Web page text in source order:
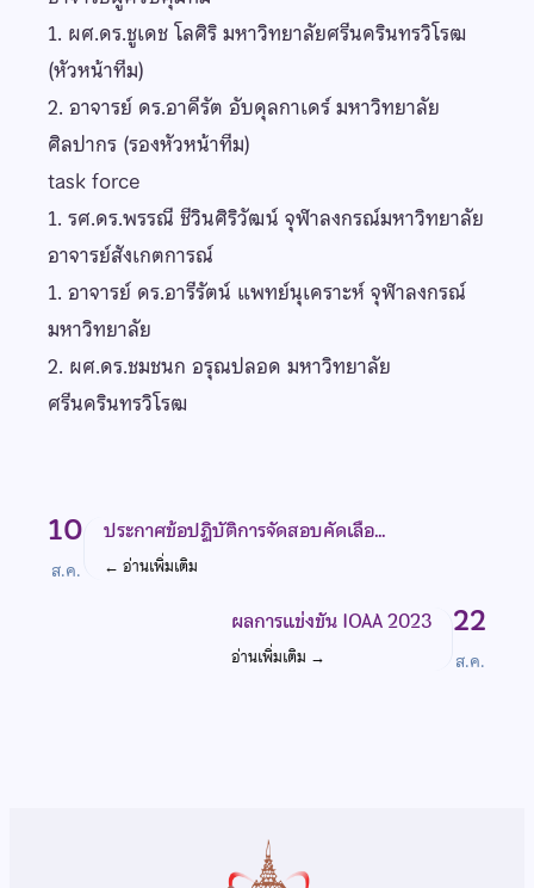
1. ผศ.ดร.ชูเดช โลศิริ มหาวิทยาลัยศรีนครินทรวิโรฒ
(หัวหน้าทีม)
2. อาจารย์ ดร.อาคีรัต อับดุลกาเดร์ มหาวิทยาลัย
ศิลปากร (รองหัวหน้าทีม)
task force
1. รศ.ดร.พรรณี ชีวินศิริวัฒน์ จุฬาลงกรณ์มหาวิทยาลัย
อาจารย์สังเกตการณ์
1. อาจารย์ ดร.อารีรัตน์ แพทย์นุเคราะห์ จุฬาลงกรณ์
มหาวิทยาลัย
2. ผศ.ดร.ชมชนก อรุณปลอด มหาวิทยาลัย
ศรีนครินทรวิโรฒ
10
ส.ค.
ประกาศข้อปฏิบัติการจัดสอบคัดเลือ…
← อ่านเพิ่มเติม
22
ส.ค.
ผลการแข่งขัน IOAA 2023
อ่านเพิ่มเติม →